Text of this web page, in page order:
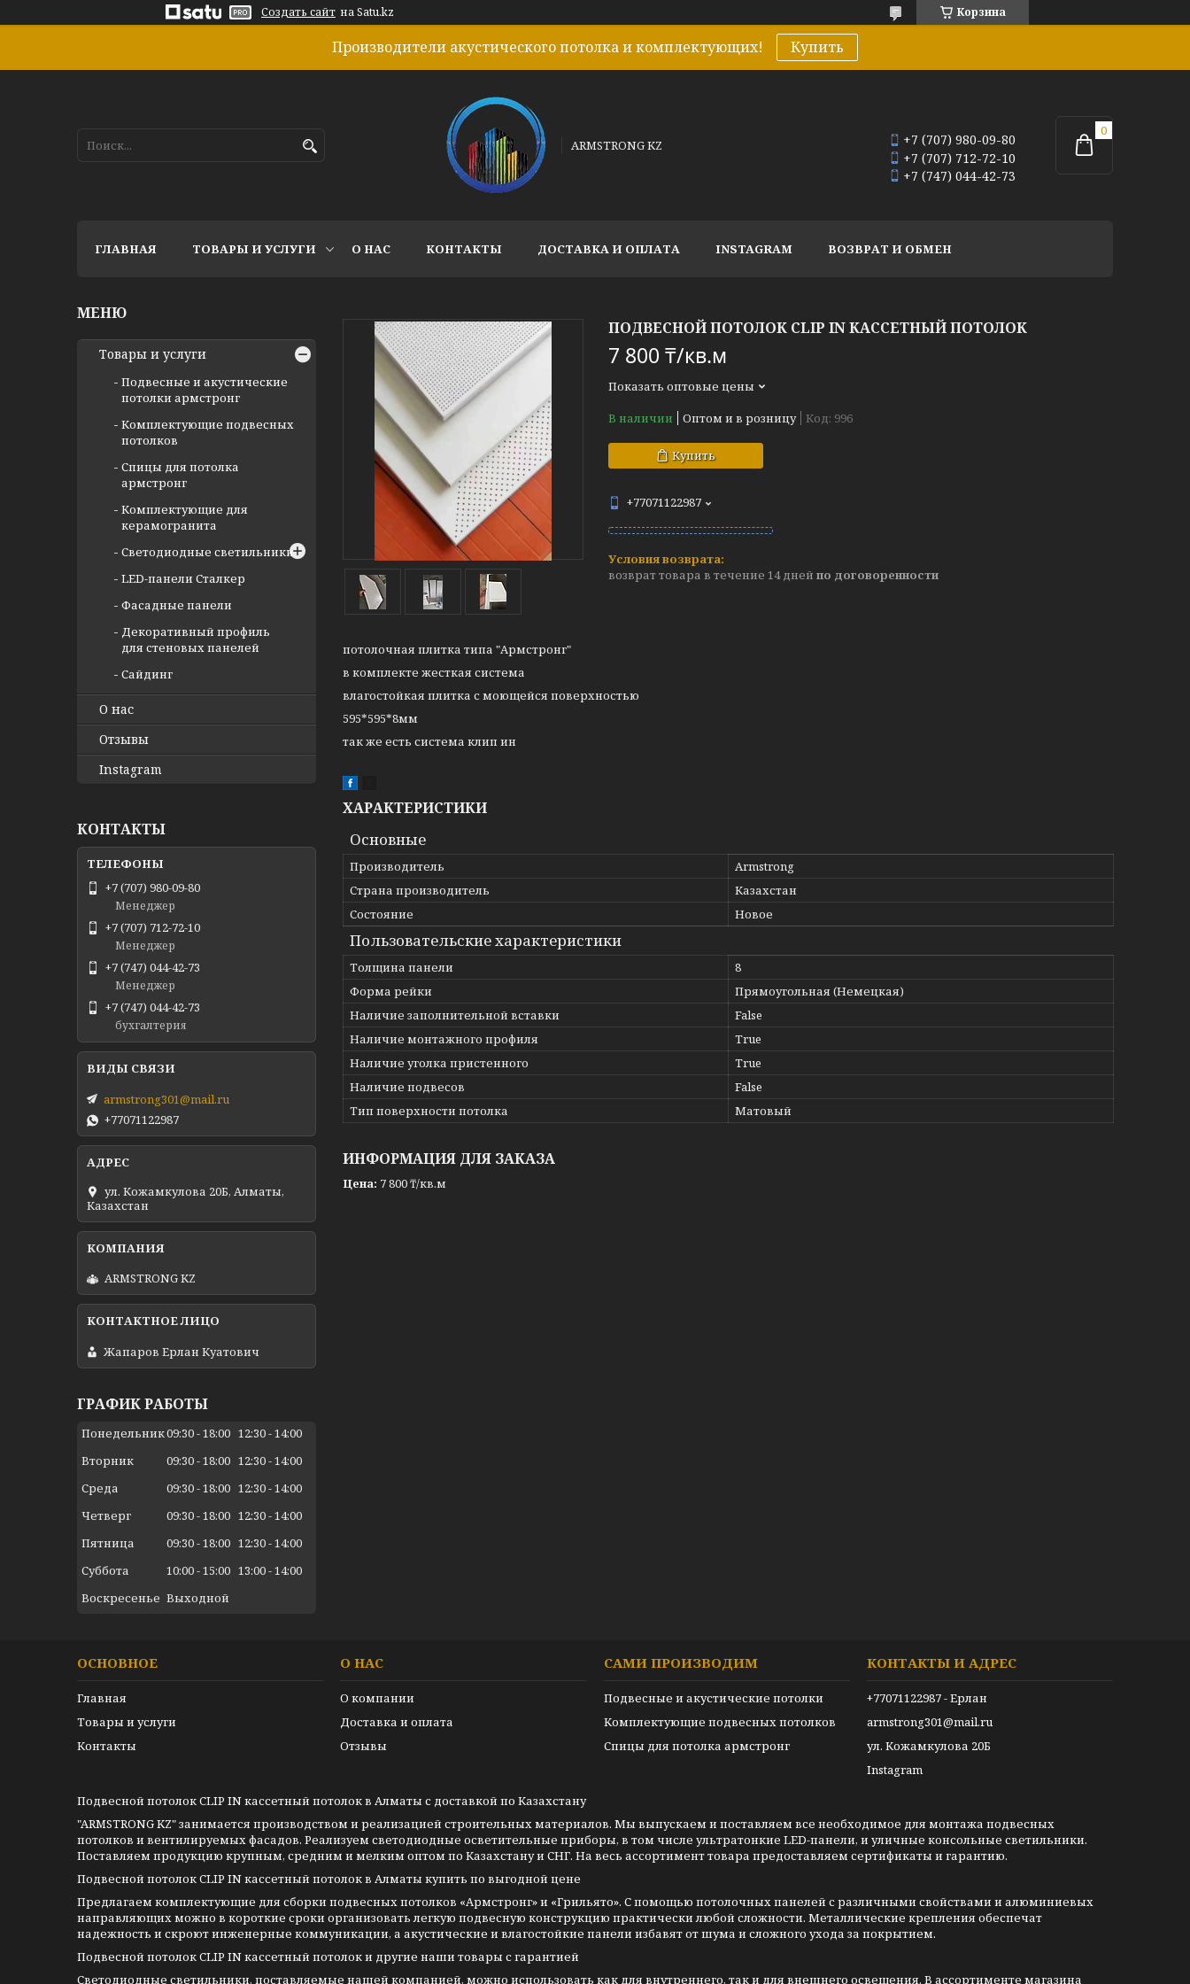
Создать сайт на Satu.kz Корзина
Производители акустического потолка и комплектующих! Купить
ARMSTRONG KZ
+7 (707) 980-09-80
+7 (707) 712-72-10
+7 (747) 044-42-73
ГЛАВНАЯ ТОВАРЫ И УСЛУГИ О НАС КОНТАКТЫ ДОСТАВКА И ОПЛАТА INSTAGRAM ВОЗВРАТ И ОБМЕН
ПОДВЕСНОЙ ПОТОЛОК CLIP IN КАССЕТНЫЙ ПОТОЛОК
7 800 ₸/кв.м
Показать оптовые цены
В наличии
Оптом и в розницу Код: 996
Купить
+77071122987
возврат товара в течение 14 дней по договоренности
потолочная плитка типа "Армстронг"
в комплекте жесткая система
влагостойкая плитка с моющейся поверхностью
595*595*8мм
так же есть система клип ин
ХАРАКТЕРИСТИКИ
Основные
Производитель
Armstrong
Страна производитель
Казахстан
Состояние
Новое
Пользовательские характеристики
Толщина панели
8
Форма рейки
Прямоугольная (Немецкая)
Наличие заполнительной вставки
False
Наличие монтажного профиля
True
Наличие уголка пристенного
True
Наличие подвесов
False
Тип поверхности потолка
Матовый
ИНФОРМАЦИЯ ДЛЯ ЗАКАЗА
Цена: 7 800 ₸/кв.м
Товары и услуги
Подвесные и акустические
потолки армстронг
Комплектующие подвесных
потолков
Спицы для потолка
армстронг
Комплектующие для
керамогранита
Светодиодные светильники
LED-панели Сталкер
Фасадные панели
Декоративный профиль
для стеновых панелей
Сайдинг
О нас
Отзывы
Instagram
КОНТАКТЫ
+7 (707) 980-09-80
Менеджер
+7 (707) 712-72-10
Менеджер
+7 (747) 044-42-73
Менеджер
+7 (747) 044-42-73
бухгалтерия
armstrong301@mail.ru
+77071122987
ул. Кожамкулова 20Б, Алматы,
Казахстан
ARMSTRONG KZ
Жапаров Ерлан Куатович
ГРАФИК РАБОТЫ
Понедельник09:30 18:00 12:30 14:00
Вторник
09:30 18:00 12:30 14:00
Среда
09:30 18:00 12:30 14:00
Четверг
09:30 18:00 12:30 14:00
Пятница
09:30 18:00 12:30 14:00
Суббота
10:00 15:00 13:00 14:00
Воскресенье Выходной
ОСНОВНОЕ
Главная
Товары и услуги
Контакты
О НАС
О компании
Доставка и оплата
Отзывы
САМИ ПРОИЗВОДИМ
Подвесные и акустические потолки
Комплектующие подвесных потолков
Спицы для потолка армстронг
КОНТАКТЫ И АДРЕС
+77071122987 - Ерлан
armstrong301@mail.ru
ул. Кожамкулова 20Б
Instagram
Подвесной потолок CLIP IN кассетный потолок в Алматы с доставкой по Казахстану
"ARMSTRONG KZ" занимается производством и реализацией строительных материалов. Мы выпускаем и поставляем все необходимое для монтажа подвесных
потолков и вентилируемых фасадов. Реализуем светодиодные осветительные приборы, в том числе ультратонкие LED-панели, и уличные консольные светильники.
Поставляем продукцию крупным, средним и мелким оптом по Казахстану и СНГ. На весь ассортимент товара предоставляем сертификаты и гарантию.
Подвесной потолок CLIP IN кассетный потолок в Алматы купить по выгодной цене
Предлагаем комплектующие для сборки подвесных потолков «Армстронг» и «Грильято». С помощью потолочных панелей с различными свойствами и алюминиевых
направляющих можно в короткие сроки организовать легкую подвесную конструкцию практически любой сложности. Металлические крепления обеспечат
надежность и скроют инженерные коммуникации, а акустические и влагостойкие панели избавят от шума и сложного ухода за покрытием.
Подвесной потолок CLIP IN кассетный потолок и другие наши товары с гарантией
Светодиодные светильники, поставляемые нашей компанией, можно использовать как для внутреннего, так и для внешнего освещения. В ассортименте магазина